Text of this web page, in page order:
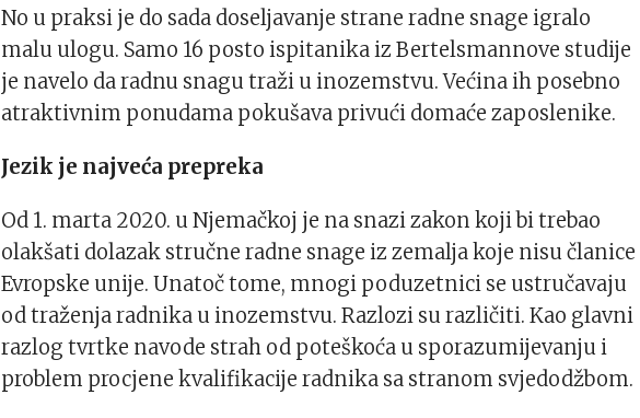
No u praksi je do sada doseljavanje strane radne snage igralo
malu ulogu. Samo 16 posto ispitanika iz Bertelsmannove studije
je navelo da radnu snagu traži u inozemstvu. Većina ih posebno
atraktivnim ponudama pokušava privući domaće zaposlenike.
Jezik je najveća prepreka
Od 1. marta 2020. u Njemačkoj je na snazi zakon koji bi trebao
olakšati dolazak stručne radne snage iz zemalja koje nisu članice
Evropske unije. Unatoč tome, mnogi poduzetnici se ustručavaju
od traženja radnika u inozemstvu. Razlozi su različiti. Kao glavni
razlog tvrtke navode strah od poteškoća u sporazumijevanju i
problem procjene kvalifikacije radnika sa stranom svjedodžbom.